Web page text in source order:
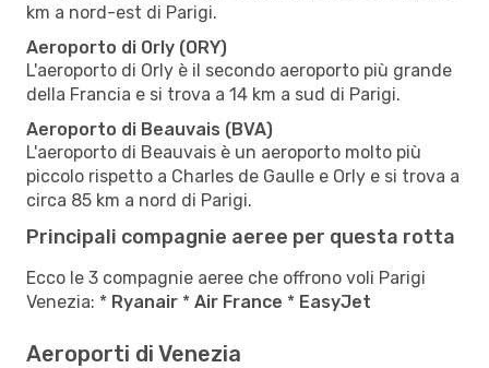
km a nord-est di Parigi.
Aeroporto di Orly (ORY)
L'aeroporto di Orly è il secondo aeroporto più grande
della Francia e si trova a 14 km a sud di Parigi.
Aeroporto di Beauvais (BVA)
L'aeroporto di Beauvais è un aeroporto molto più
piccolo rispetto a Charles de Gaulle e Orly e si trova a
circa 85 km a nord di Parigi.
Principali compagnie aeree per questa rotta
Ecco le 3 compagnie aeree che offrono voli Parigi
Venezia: * Ryanair * Air France * EasyJet
Aeroporti di Venezia